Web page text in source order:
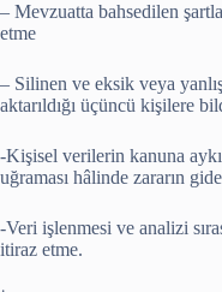
– Mevzuatta bahsedilen
etme
– Silinen ve eksik veya
aktarıldığı üçüncü kişilere
-Kişisel verilerin kanuna
uğraması hâlinde zararın
-Veri işlenmesi ve analizi
itiraz etme.